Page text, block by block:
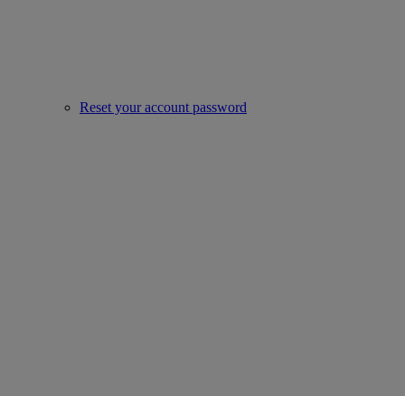
Reset your account password